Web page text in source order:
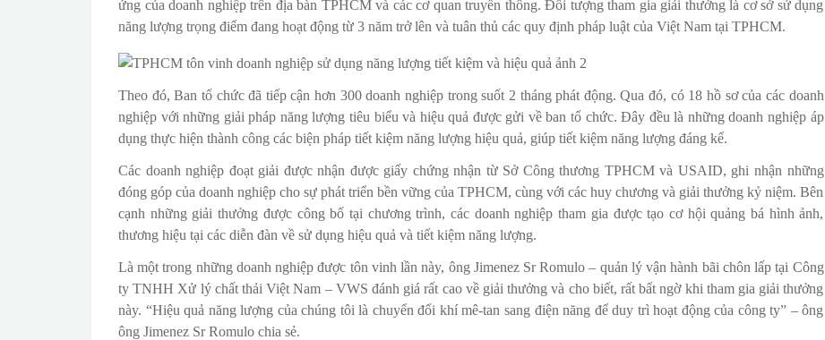
ứng của doanh nghiệp trên địa bàn TPHCM và các cơ quan truyền thông. Đối tượng tham gia giải thưởng là cơ sở sử dụng
năng lượng trọng điểm đang hoạt động từ 3 năm trở lên và tuân thủ các quy định pháp luật của Việt Nam tại TPHCM.
Theo đó, Ban tổ chức đã tiếp cận hơn 300 doanh nghiệp trong suốt 2 tháng phát động. Qua đó, có 18 hồ sơ của các doanh
nghiệp với những giải pháp năng lượng tiêu biểu và hiệu quả được gửi về ban tổ chức. Đây đều là những doanh nghiệp áp
dụng thực hiện thành công các biện pháp tiết kiệm năng lượng hiệu quả, giúp tiết kiệm năng lượng đáng kể.
Các doanh nghiệp đoạt giải được nhận được giấy chứng nhận từ Sở Công thương TPHCM và USAID, ghi nhận những
đóng góp của doanh nghiệp cho sự phát triển bền vững của TPHCM, cùng với các huy chương và giải thưởng kỷ niệm. Bên
cạnh những giải thưởng được công bố tại chương trình, các doanh nghiệp tham gia được tạo cơ hội quảng bá hình ảnh,
thương hiệu tại các diễn đàn về sử dụng hiệu quả và tiết kiệm năng lượng.
Là một trong những doanh nghiệp được tôn vinh lần này, ông Jimenez Sr Romulo – quản lý vận hành bãi chôn lấp tại Công
ty TNHH Xử lý chất thải Việt Nam – VWS đánh giá rất cao về giải thưởng và cho biết, rất bất ngờ khi tham gia giải thưởng
này. “Hiệu quả năng lượng của chúng tôi là chuyển đổi khí mê-tan sang điện năng để duy trì hoạt động của công ty” – ông
ông Jimenez Sr Romulo chia sẻ.